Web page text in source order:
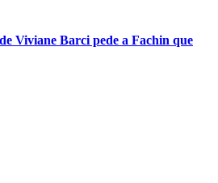
Viviane Barci pede a Fachin que